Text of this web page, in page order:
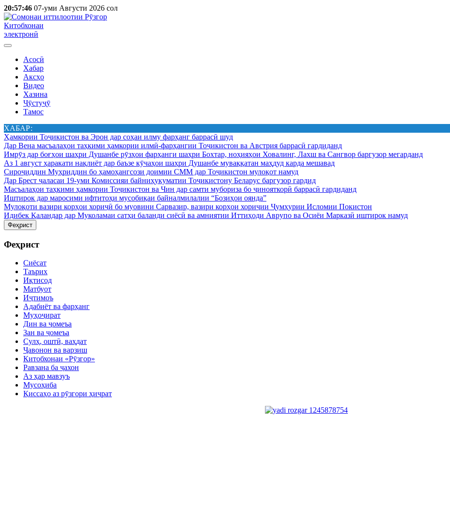
20:57:46 07-уми Августи 2026 сол
Китобхонаи
электронӣ
Асосӣ
Хабар
Аксҳо
Видео
Хазина
Ҷӯстуҷӯ
Тамос
ХАБАР:
Ҳамкории Тоҷикистон ва Эрон дар соҳаи илму фарҳанг баррасӣ шуд
Дар Вена масъалаҳои таҳкими ҳамкории илмӣ-фарҳангии Тоҷикистон ва Австрия баррасӣ гардиданд
Имрӯз дар боғҳои шаҳри Душанбе рӯзҳои фарҳанги шаҳри Бохтар, ноҳияҳои Ховалинг, Лахш ва Сангвор баргузор мегарданд
Аз 1 август ҳаракати нақлиёт дар баъзе кӯчаҳои шаҳри Душанбе муваққатан маҳдуд карда мешавад
Сироҷиддин Муҳриддин бо ҳамоҳангсози доимии СММ дар Тоҷикистон мулоқот намуд
Дар Брест ҷаласаи 19-уми Комиссияи байниҳукуматии Тоҷикистону Беларус баргузор гардид
Масъалаҳои таҳкими ҳамкории Тоҷикистон ва Чин дар самти мубориза бо ҷинояткорӣ баррасӣ гардиданд
Иштирок дар маросими ифтитоҳи мусобиқаи байналмилалии “Бозиҳои оянда”
Мулоқоти вазири корҳои хориҷӣ бо муовини Сарвазир, вазири корҳои хориҷии Ҷумҳурии Исломии Покистон
Идибек Қаландар дар Муколамаи сатҳи баланди сиёсӣ ва амниятии Иттиҳоди Аврупо ва Осиёи Марказӣ иштирок намуд
Феҳрист
Феҳрист
Сиёсат
Таърих
Иқтисод
Матбуот
Иҷтимоъ
Адабиёт ва фарҳанг
Муҳоҷират
Дин ва ҷомеъа
Зан ва ҷомеъа
Сулҳ, оштӣ, ваҳдат
Ҷавонон ва варзиш
Китобхонаи «Рӯзгор»
Равзана ба ҷахон
Аз ҳар мавзуъ
Мусоҳиба
Қиссаҳо аз рӯзгори ҳиҷрат